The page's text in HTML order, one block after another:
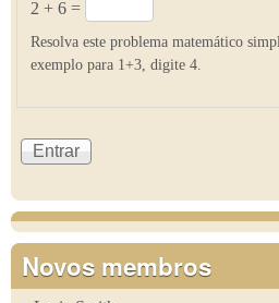
2 + 6 =
Resolva este problema matemático
exemplo para 1+3, digite 4.
Novos membros